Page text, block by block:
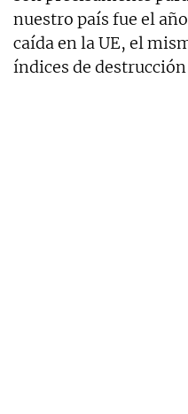
nuestro país fue el
caída en la UE, el
índices de